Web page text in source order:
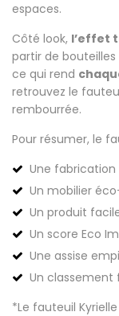
espaces.
Côté look, l’effet
partir de
ce qui rend
retrouvez le
rembourrée.
Pour résumer, le
Une
Un mobilier
Un produit
Un score Eco
Une assise
Un classement
*Le fauteuil